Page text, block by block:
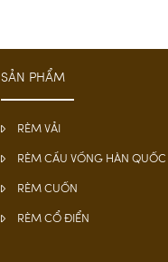
SẢN PHẨM
RÈM VẢI
RÈM CẦU VỒNG HÀN QUỐC
RÈM CUỐN
RÈM CỔ ĐIỂN